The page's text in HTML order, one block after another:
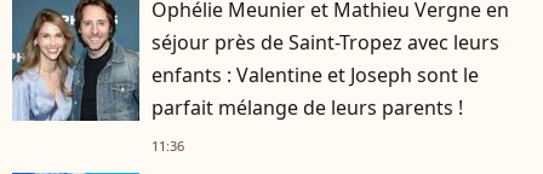
Ophélie Meunier et Mathieu Vergne en
séjour près de Saint-Tropez avec leurs
enfants : Valentine et Joseph sont le
parfait mélange de leurs parents !
11:36